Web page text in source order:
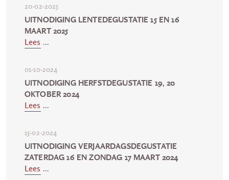
20-02-2025
UITNODIGING LENTEDEGUSTATIE 15 EN 16
MAART 2025
Lees ...
01-10-2024
UITNODIGING HERFSTDEGUSTATIE 19, 20
OKTOBER 2024
Lees ...
15-02-2024
UITNODIGING VERJAARDAGSDEGUSTATIE
ZATERDAG 16 EN ZONDAG 17 MAART 2024
Lees ...